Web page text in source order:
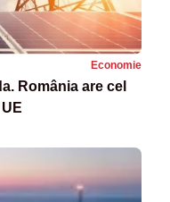
Economie
România are cel